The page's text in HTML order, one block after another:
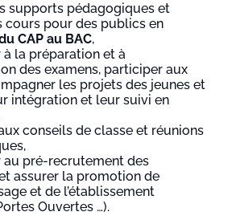
supports pédagogiques et
cours pour des publics en
CAP au BAC,
la préparation et à
des examens, participer aux
les projets des jeunes et
intégration et leur suivi en
conseils de classe et réunions
au pré-recrutement des
assurer la promotion de
et de l’établissement
Ouvertes …).